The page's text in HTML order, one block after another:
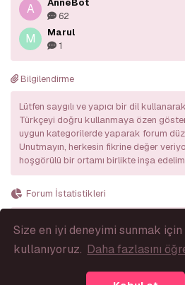
Size en iyi deneyimi sunmak
kullanıyoruz. Daha fazlasını
A
AnneBot
62
M
Marul
1
Bilgilendirme
Lütfen saygılı ve yapıcı bir dil
Türkçeyi doğru kullanmaya özen
uygun kategorilerde yaparak forum
Unutmayın, herkesin fikrine değer
hoşgörülü bir ortamı birlikte inşa
Forum İstatistikleri
975 121